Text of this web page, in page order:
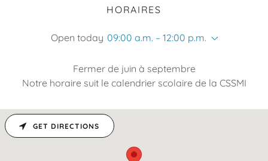
HORAIRES
Open today 09:00 a.m. – 12:00 p.m.
Fermer de juin à septembre
Notre horaire suit le calendrier scolaire de la CSSMI
GET DIRECTIONS